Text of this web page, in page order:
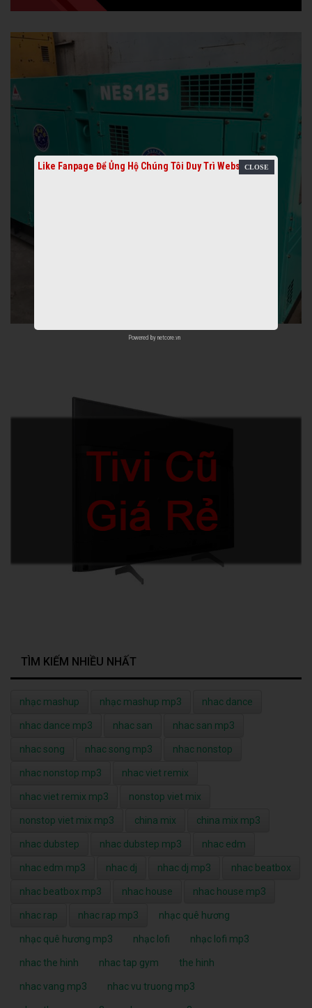
TÌM KIẾM NHIỀU NHẤT
nhạc mashup nhạc mashup mp3 nhac dance
nhac dance mp3 nhac san nhac san mp3
nhac song nhac song mp3 nhac nonstop
nhac nonstop mp3 nhac viet remix
nhac viet remix mp3 nonstop viet mix
nonstop viet mix mp3 china mix china mix mp3
nhac dubstep nhac dubstep mp3 nhac edm
nhac edm mp3 nhac dj nhac dj mp3 nhac beatbox
nhac beatbox mp3 nhac house nhac house mp3
nhac rap nhac rap mp3 nhạc quê hương
nhạc quê hương mp3 nhạc lofi nhạc lofi mp3
nhac the hinh nhac tap gym the hinh
nhac vang mp3 nhac vu truong mp3
Like Fanpage Để Ủng Hộ Chúng Tôi Duy Trì Website
Powered by netcore.vn